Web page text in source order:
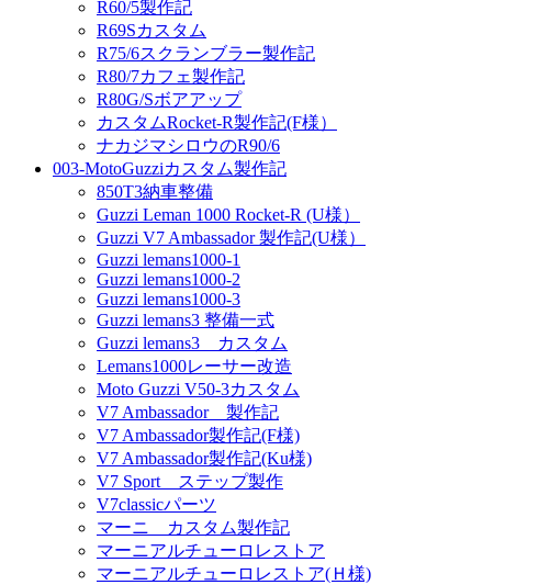
R60/5製作記
R69Sカスタム
R75/6スクランブラー製作記
R80/7カフェ製作記
R80G/Sボアアップ
カスタムRocket-R製作記(F様）
ナカジマシロウのR90/6
003-MotoGuzziカスタム製作記
850T3納車整備
Guzzi Leman 1000 Rocket-R (U様）
Guzzi V7 Ambassador 製作記(U様）
Guzzi lemans1000-1
Guzzi lemans1000-2
Guzzi lemans1000-3
Guzzi lemans3 整備一式
Guzzi lemans3 カスタム
Lemans1000レーサー改造
Moto Guzzi V50-3カスタム
V7 Ambassador 製作記
V7 Ambassador製作記(F様)
V7 Ambassador製作記(Ku様)
V7 Sport ステップ製作
V7classicパーツ
マーニ カスタム製作記
マーニアルチューロレストア
マーニアルチューロレストア(Ｈ様)